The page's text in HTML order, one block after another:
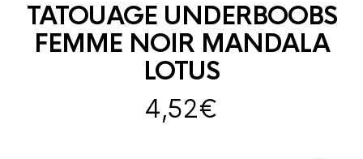
TATOUAGE UNDERBOOBS
FEMME NOIR MANDALA
LOTUS
4,52€